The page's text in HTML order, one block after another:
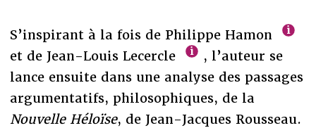
S’inspirant à la fois de Philippe Hamon
et de Jean-Louis Lecercle
, l’auteur se
lance ensuite dans une analyse des passages
argumentatifs, philosophiques, de la
Nouvelle Héloïse, de Jean-Jacques Rousseau.